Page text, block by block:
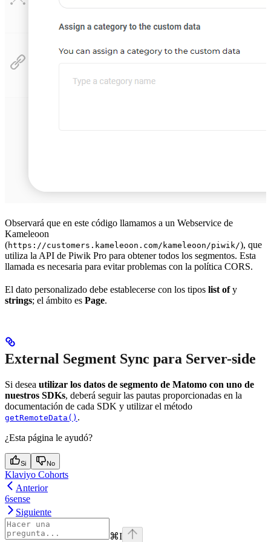
Observará que en este código llamamos a un Webservice de
Kameleoon
(https://customers.kameleoon.com/kameleoon/piwik/), que
utiliza la API de Piwik Pro para obtener todos los segmentos. Esta
llamada es necesaria para evitar problemas con la política CORS.
El dato personalizado debe establecerse con los tipos list ofy
strings; el ámbito es Page.
External Segment Sync para Server-side
Si desea utilizar los datos de segmento de Matomo con uno de
nuestros SDKs, deberá seguir las pautas proporcionadas en la
documentación de cada SDK y utilizar el método
getRemoteData() .
¿Esta página le ayudó?
Si No
Klaviyo Cohorts
Anterior
6sense
Siguiente
⌘I